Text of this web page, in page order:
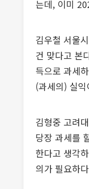
는데, 이미
김우철 서울
건 맞다고 본
득으로 과세
(과세의) 실
김형중 고려
당장 과세를
한다고 생각
의가 필요하